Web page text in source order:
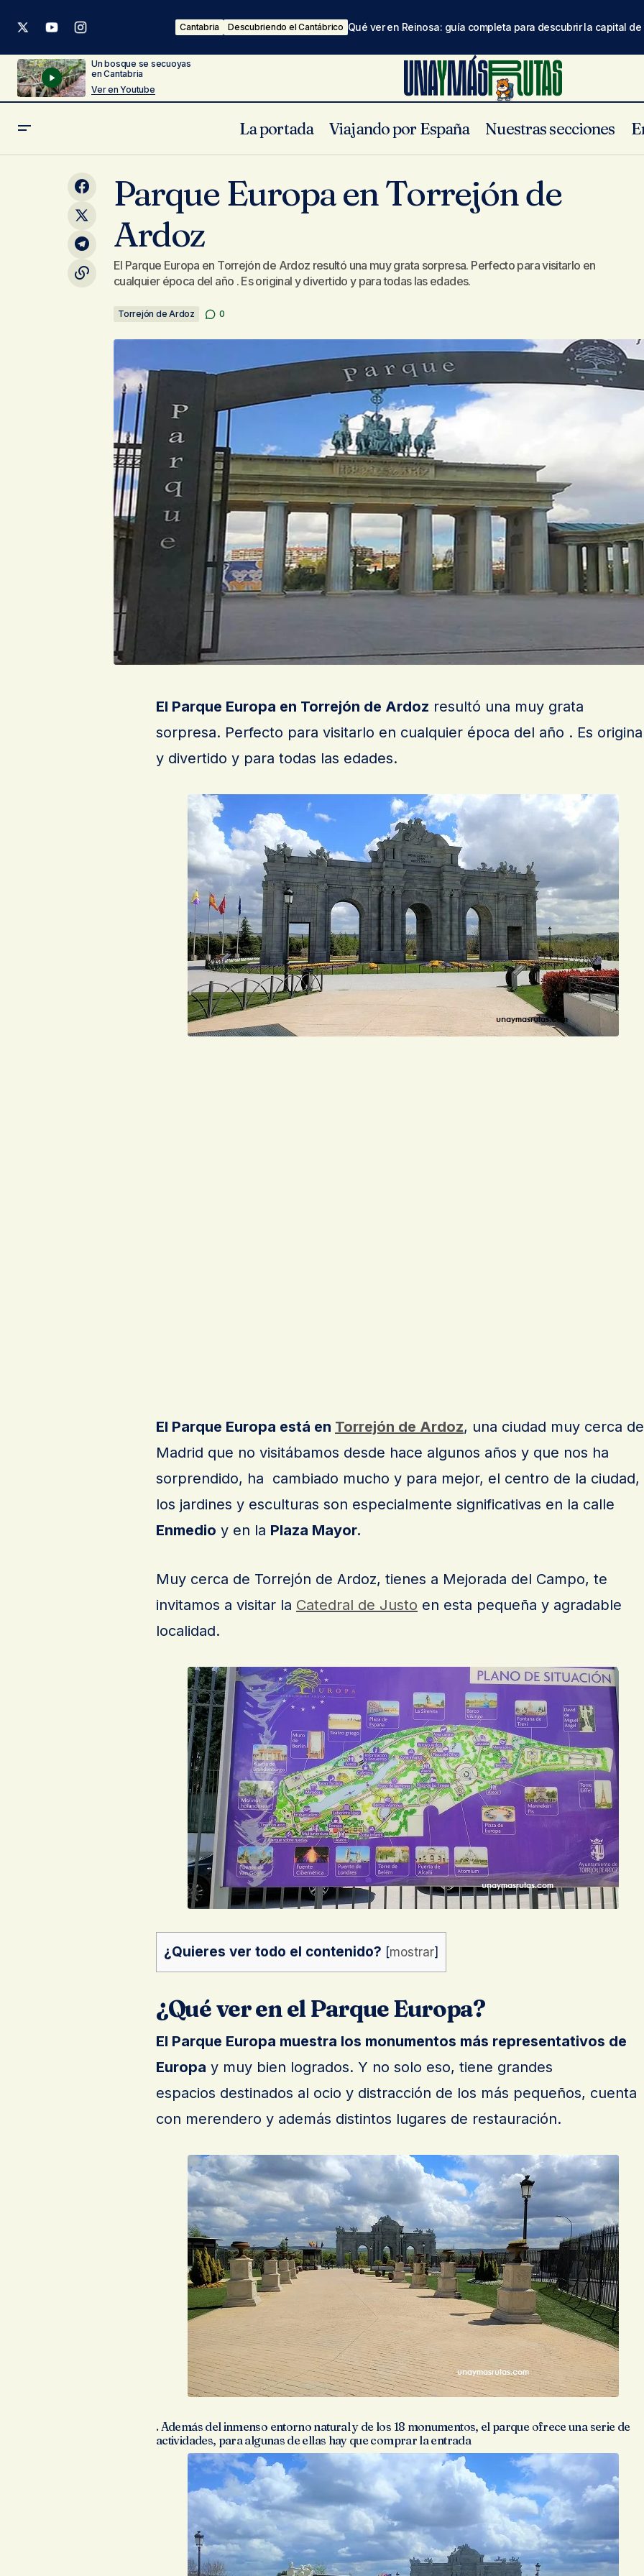
Cantabria Descubriendo el Cantábrico Qué ver en Reinosa: guía completa para descubrir la capital
Un bosque se secuoyas
en Cantabria
Ver en Youtube
La portada Viajando por España Nuestras secciones
Lastres, Pueblo Ejemplar de Asturias Parque Europa en Torrejón de Ardoz
Parque Europa en Torrejón de
Ardoz
El Parque Europa en Torrejón de Ardoz resultó una muy grata sorpresa. Perfecto para visitarlo en
cualquier época del año . Es original y divertido y para todas las edades.
Torrejón de Ardoz 0
El Parque Europa en Torrejón de Ardoz resultó una muy grata
sorpresa. Perfecto para visitarlo en cualquier época del año . Es
y divertido y para todas las edades.
El Parque Europa está en Torrejón de Ardoz, una ciudad muy cerca de
Madrid que no visitábamos desde hace algunos años y que nos ha
sorprendido, ha cambiado mucho y para mejor, el centro de la ciudad,
los jardines y esculturas son especialmente significativas en la calle
Enmedio y en la Plaza Mayor.
Muy cerca de Torrejón de Ardoz, tienes a Mejorada del Campo, te
invitamos a visitar la Catedral de Justo en esta pequeña y agradable
localidad.
¿Quieres ver todo el contenido? [mostrar]
¿Qué ver en el Parque Europa?
El Parque Europa muestra los monumentos más representativos de
Europa y muy bien logrados. Y no solo eso, tiene grandes
espacios destinados al ocio y distracción de los más pequeños, cuenta
con merendero y además distintos lugares de restauración.
. Además del inmenso entorno natural y de los 18 monumentos, el parque ofrece una serie de
actividades, para algunas de ellas hay que comprar la entrada